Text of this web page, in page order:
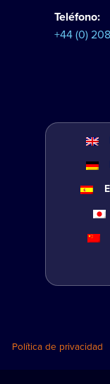
Teléfono:
+44 (0)
Política de privacidad